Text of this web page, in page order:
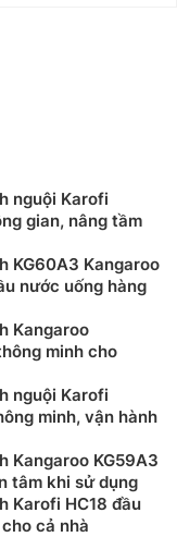
nguội Karofi
gian, nâng tầm
KG60A3 Kangaroo
nước uống hàng
Kangaroo
minh cho
nguội Karofi
minh, vận hành
Kangaroo KG59A3
tâm khi sử dụng
Karofi HC18 đầu
cả nhà